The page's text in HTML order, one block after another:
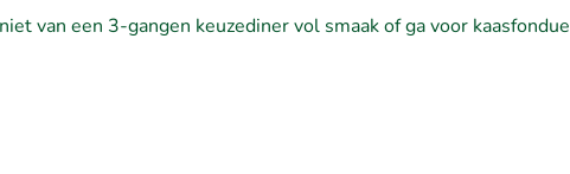
van een 3-gangen keuzediner vol smaak of ga voor kaasfondue